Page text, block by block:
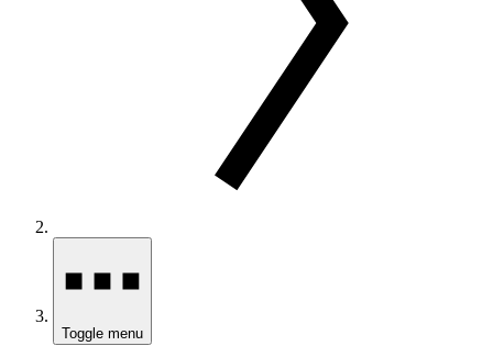
Toggle menu